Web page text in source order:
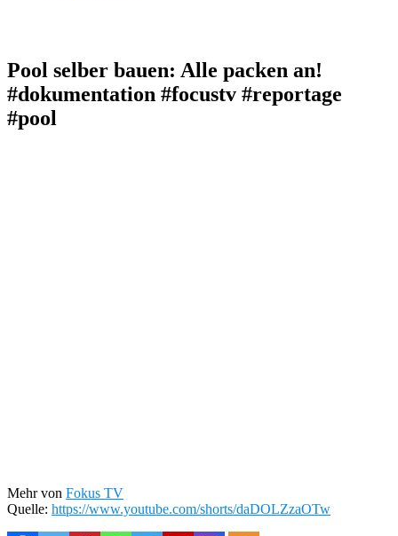
Pool selber bauen: Alle packen an!
#dokumentation #focustv #reportage
#pool
Mehr von Fokus TV
Quelle: https://www.youtube.com/shorts/daDOLZzaOTw